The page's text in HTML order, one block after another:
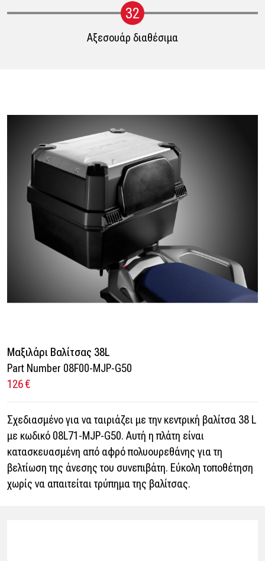
32
Αξεσουάρ διαθέσιμα
Μαξιλάρι Βαλίτσας 38L
Part Number 08F00-MJP-G50
126 €
Σχεδιασμένο για να ταιριάζει με την κεντρική βαλίτσα 38 L
με κωδικό 08L71-MJP-G50. Αυτή η πλάτη είναι
κατασκευασμένη από αφρό πολυουρεθάνης για τη
βελτίωση της άνεσης του συνεπιβάτη. Εύκολη τοποθέτηση
χωρίς να απαιτείται τρύπημα της βαλίτσας.